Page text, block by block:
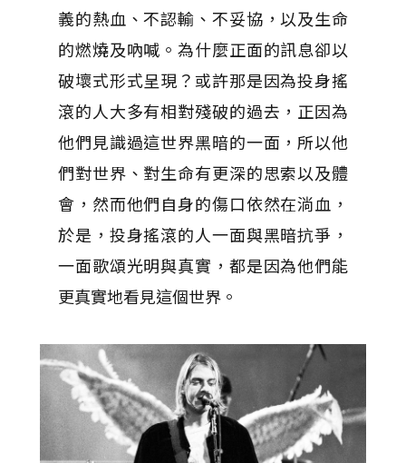
義的熱血、不認輸、不妥協，以及生命
的燃燒及吶喊。為什麼正面的訊息卻以
破壞式形式呈現？或許那是因為投身搖
滾的人大多有相對殘破的過去，正因為
他們見識過這世界黑暗的一面，所以他
們對世界、對生命有更深的思索以及體
會，然而他們自身的傷口依然在淌血，
於是，投身搖滾的人一面與黑暗抗爭，
一面歌頌光明與真實，都是因為他們能
更真實地看見這個世界。